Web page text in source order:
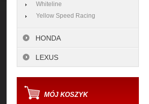
Whiteline
Yellow Speed Racing
HONDA
LEXUS
MÓJ KOSZYK